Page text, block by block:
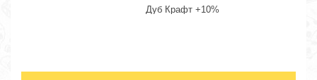
Дуб Крафт +10%